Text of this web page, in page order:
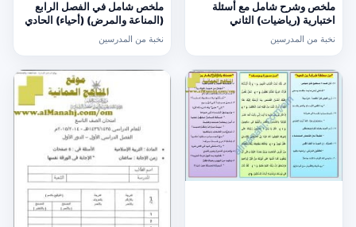
ملخص وشرح شامل مع أسئلة
اختبارية (رياضيات) الثاني
نخبة من المدرسين
ملخص شامل في الفصل الرابع
(المناعة والمرض) (أحياء) الحادي
نخبة من المدرسين